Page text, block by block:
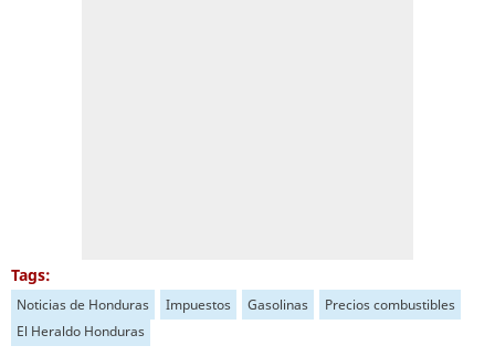
Tags:
Noticias de Honduras Impuestos Gasolinas
Precios combustibles
El Heraldo Honduras